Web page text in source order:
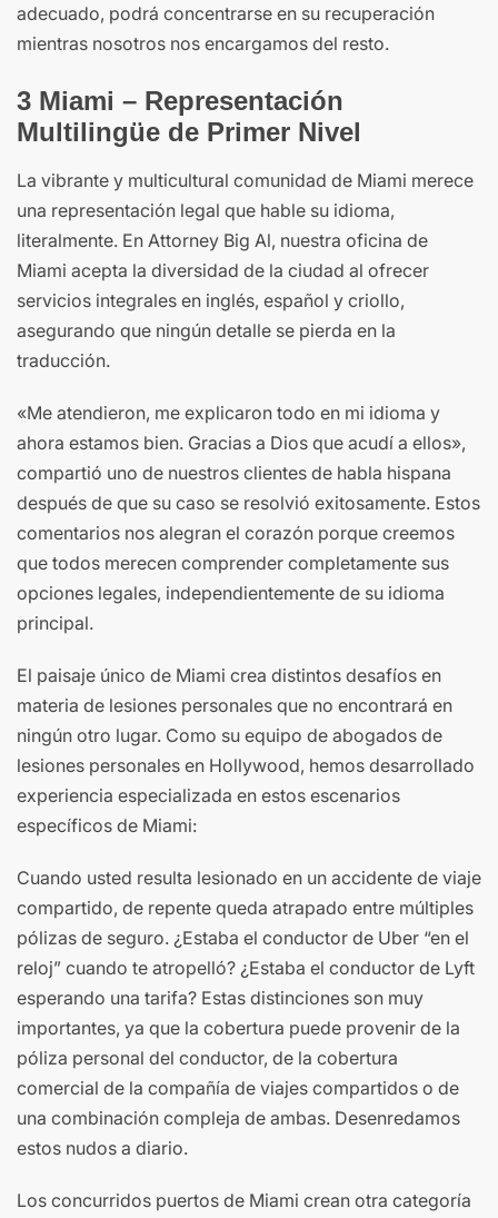
adecuado, podrá concentrarse en su recuperación
mientras nosotros nos encargamos del resto.
3 Miami – Representación
Multilingüe de Primer Nivel
La vibrante y multicultural comunidad de Miami merece
una representación legal que hable su idioma,
literalmente. En Attorney Big Al, nuestra oficina de
Miami acepta la diversidad de la ciudad al ofrecer
servicios integrales en inglés, español y criollo,
asegurando que ningún detalle se pierda en la
traducción.
«Me atendieron, me explicaron todo en mi idioma y
ahora estamos bien. Gracias a Dios que acudí a ellos»,
compartió uno de nuestros clientes de habla hispana
después de que su caso se resolvió exitosamente. Estos
comentarios nos alegran el corazón porque creemos
que todos merecen comprender completamente sus
opciones legales, independientemente de su idioma
principal.
El paisaje único de Miami crea distintos desafíos en
materia de lesiones personales que no encontrará en
ningún otro lugar. Como su equipo de abogados de
lesiones personales en Hollywood, hemos desarrollado
experiencia especializada en estos escenarios
específicos de Miami:
Cuando usted resulta lesionado en un accidente de viaje
compartido, de repente queda atrapado entre múltiples
pólizas de seguro. ¿Estaba el conductor de Uber “en el
reloj” cuando te atropelló? ¿Estaba el conductor de Lyft
esperando una tarifa? Estas distinciones son muy
importantes, ya que la cobertura puede provenir de la
póliza personal del conductor, de la cobertura
comercial de la compañía de viajes compartidos o de
una combinación compleja de ambas. Desenredamos
estos nudos a diario.
Los concurridos puertos de Miami crean otra categoría